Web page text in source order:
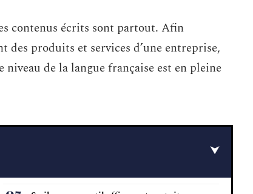
contenus écrits sont partout. Afin
des produits et services d’une entreprise,
de la langue française est en pleine